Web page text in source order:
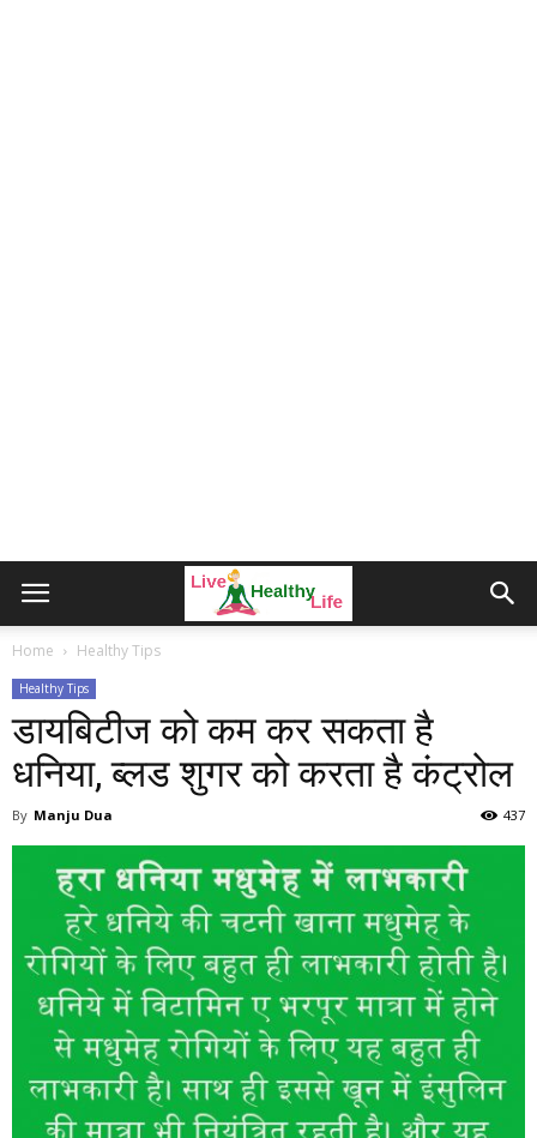
Home Healthy Tips
Healthy Tips
डायबिटीज को कम कर सकता है
धनिया, ब्‍लड शुगर को करता है कंट्रोल
By Manju Dua 437